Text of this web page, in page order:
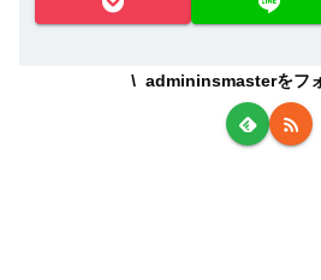
admininsmasterをフ